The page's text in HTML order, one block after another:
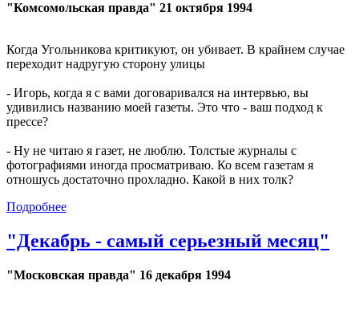
"Комсомольская правда" 21 октября 1994
Когда Угольникова критикуют, он убивает. В крайнем случае
переходит надругую сторону улицы
- Игорь, когда я с вами договаривался на интервью, вы
удивились названию моей газеты. Это что - ваш подход к
прессе?
- Ну не читаю я газет, не люблю. Толстые журналы с
фотографиями иногда просматриваю. Ко всем газетам я
отношусь достаточно прохладно. Какой в них толк?
Подробнее
"Декабрь - самый серьезный месяц"
"Московская правда" 16 декабря 1994